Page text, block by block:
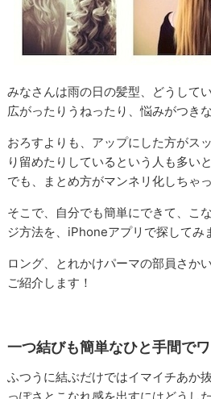
みなさんは雨の日の髪型、どうして
広がったりうねったり、悩みがつき
おろすよりも、アップにした方がス
り留めたりしているという人も多いと
でも、まとめ方がマンネリ化しちゃ
そこで、自分でも簡単にできて、こ
ジ方法を、iPhoneアプリで探してみ
ロング、とれかけパーマの部員さか
ご紹介します！
一つ結びも簡単なひと手間で
ふつうに結ぶだけではイマイチあか